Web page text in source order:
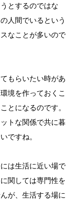
とするのではな
人間でいるという
なことが多いので
もらいたい時があ
境を作っておくこ
とになるのです。
トな関係で共に暮
ですね。
は生活に近い場で
関しては専門性を
が、生活する場に